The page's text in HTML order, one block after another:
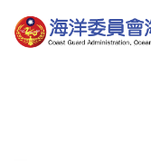
到
主